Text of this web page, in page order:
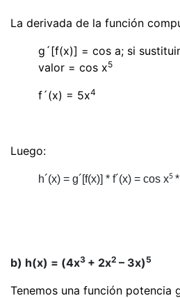
La derivada de la función
g´[f(x)] = cos a; si
valor = cos x5
f´(x) = 5x4
Luego:
h´(x) = g´[f(x)] * f´(x) = cos x5
b) h(x) = (4x3 + 2x2 – 3x) 5
Tenemos una función potencia